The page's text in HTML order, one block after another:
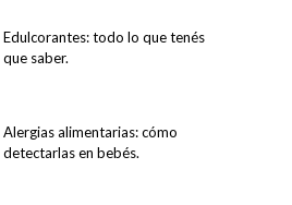
Edulcorantes: todo lo que tenés
que saber.
Alergias alimentarias: cómo
detectarlas en bebés.